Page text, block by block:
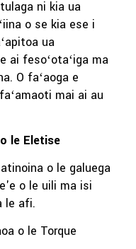
ni kia ua
o se kia ese i
ua
ai fesoʻotaʻiga ma
O faʻaoga e
mai ai au
le Eletise
o le galuega
o le uili ma isi
le afi.
o le Torque